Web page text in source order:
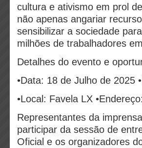
cultura e ativismo em prol
não apenas angariar
sensibilizar a sociedade
milhões de trabalhadores
Detalhes do evento e
•Data: 18 de Julho de 2025
•Local: Favela LX
Representantes da
participar da sessão de
Oficial e os organizadores